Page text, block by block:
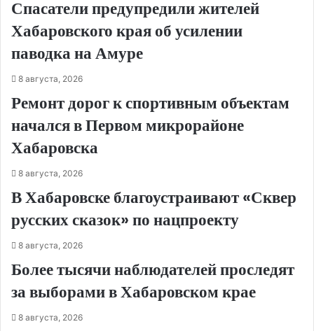
Спасатели предупредили жителей
Хабаровского края об усилении
паводка на Амуре
8 августа, 2026
Ремонт дорог к спортивным объектам
начался в Первом микрорайоне
Хабаровска
8 августа, 2026
В Хабаровске благоустраивают «Сквер
русских сказок» по нацпроекту
8 августа, 2026
Более тысячи наблюдателей проследят
за выборами в Хабаровском крае
8 августа, 2026